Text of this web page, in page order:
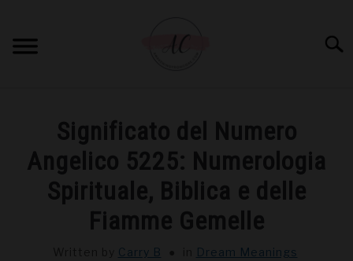
content
SPIRITUAL MEANINGS
DREAM MEANINGS
Significato del Numero
Angelico 5225: Numerologia
Spirituale, Biblica e delle
Fiamme Gemelle
Carry B Dream Meanings